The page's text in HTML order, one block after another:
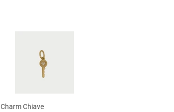
Charm Chiave